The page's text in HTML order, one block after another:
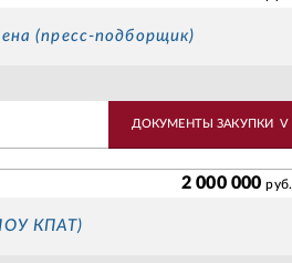
(пресс-подборщик)
ДОКУМЕНТЫ ЗАКУПКИ V
2 000 000руб.
КПАТ)